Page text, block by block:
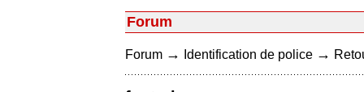
Forum
Forum → Identification de police →